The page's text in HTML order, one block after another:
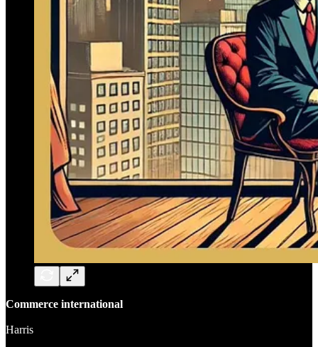
Commerce international
Harris